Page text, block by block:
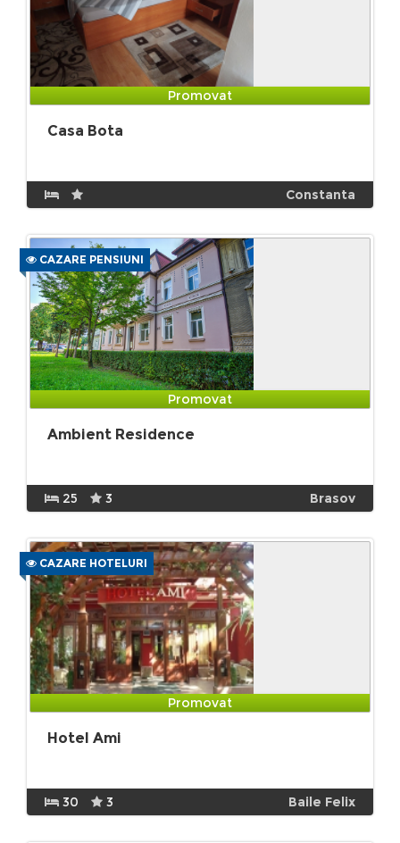
Promovat
Casa Bota
Constanta
CAZARE PENSIUNI
Promovat
Ambient Residence
25 3 Brasov
CAZARE HOTELURI
Promovat
Hotel Ami
30 3 Baile Felix